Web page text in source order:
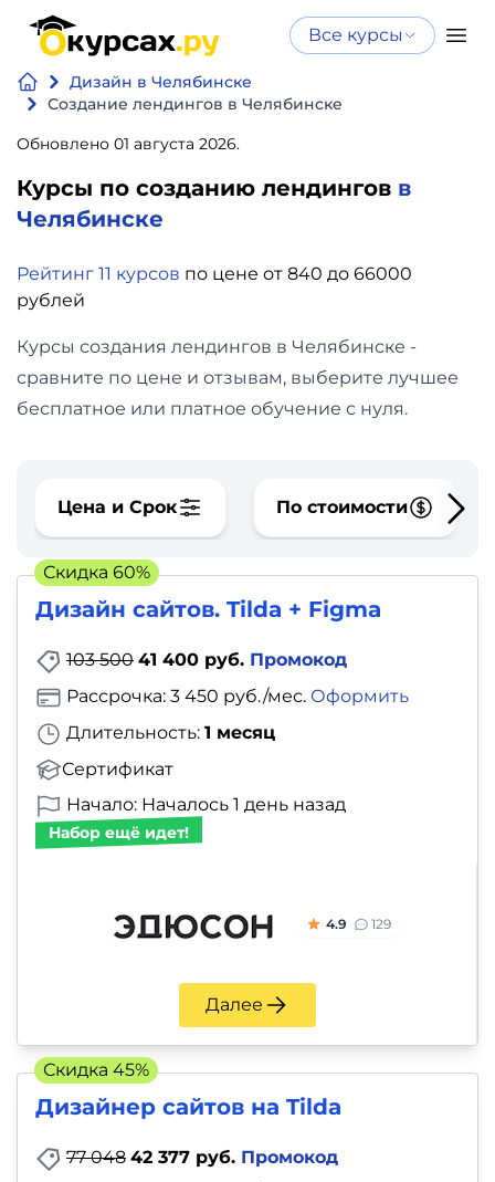
Все курсы
Дизайн в Челябинске
Создание лендингов в Челябинске
Обновлено 01 августа 2026.
Курсы по созданию лендингов в
Челябинске
Рейтинг 11 курсов по цене от 840 до 66000
рублей
Курсы создания лендингов в Челябинске -
сравните по цене и отзывам, выберите лучшее
бесплатное или платное обучение с нуля.
Цена и Срок По стоимости
Дизайн сайтов. Tilda + Figma
103 500 41 400 руб. Промокод
Длительность: 1 месяц
Сертификат
Рассрочка: 3 450 руб./мес. Оформить
Начало: Началось 1 день назад
Набор ещё идет!
4.9 129
Далее
Скидка 60%
Дизайнер сайтов на Tilda
77 048 42 377 руб. Промокод
Скидка 45%
Нейросеть
и ИИ
Программирование
Бизнес
финансы
Дизайн
Аналитика
фото,
аудио
Маркетинг
Иностранный
язык
Для
детей
Красота,
фитнес
саморазвитие
Прочее
Репетиторы
Нейросеть и ИИ
интеллекту